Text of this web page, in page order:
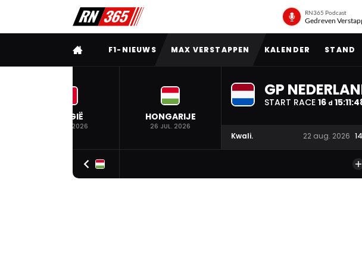
RN365 Podcast
Gedreven
VOLLEDIG MENU
F1-NIEUWS MAX VERSTAPPEN KALENDER STAND
BELGIË
19 JUL. 2026
HONGARIJE
26 JUL. 2026
GP
START RACE 16 d 15:11:
Kwali. 22 aug. 2026